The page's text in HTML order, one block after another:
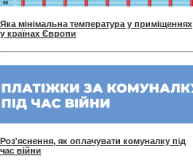
Яка мінімальна температура у приміщеннях
у країнах Європи
Роз'яснення, як оплачувати комуналку під
час війни